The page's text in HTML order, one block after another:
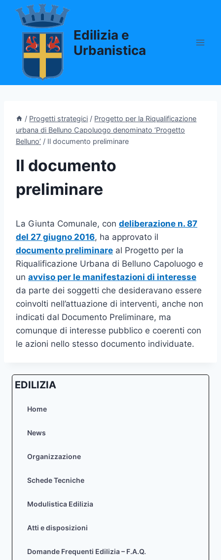
Salta
contenuto
Edilizia e
Urbanistica
/ Progetti strategici / Progetto per la Riqualificazione
urbana di Belluno Capoluogo denominato ‘Progetto
Belluno’ / Il documento preliminare
Il documento
preliminare
La Giunta Comunale, con deliberazione n. 87
del 27 giugno 2016, ha approvato il
documento preliminare al Progetto per la
Riqualificazione Urbana di Belluno Capoluogo e
un avviso per le manifestazioni di interesse
da parte dei soggetti che desideravano essere
coinvolti nell’attuazione di interventi, anche non
indicati dal Documento Preliminare, ma
comunque di interesse pubblico e coerenti con
le azioni nello stesso documento individuate.
EDILIZIA
Home
News
Organizzazione
Schede Tecniche
Modulistica Edilizia
Atti e disposizioni
Domande Frequenti Edilizia – F.A.Q.